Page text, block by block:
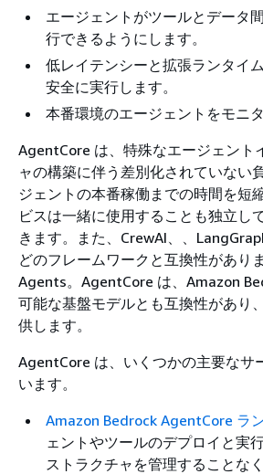
エージェントがツールとデータ
行できるようにします。
低レイテンシーと拡張ランタイ
安全に実行します。
本番環境のエージェントをモニ
AgentCore は、特殊なエージェント
ャの構築に伴う差別化されていない
ジェントの本番稼働までの時間を短
ビスは一緒に使用することも独立し
きます。また、CrewAI、、
どのフレームワークと互換性があり
Agents。AgentCore は、Amazon
可能な基盤モデルとも互換性があり
供します。
AgentCore は、いくつかの主要なサ
います。
Amazon Bedrock AgentCore ラ
ェントやツールのデプロイと実
ストラクチャを管理することな